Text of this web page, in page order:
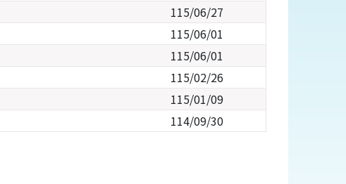
115/06/27
115/06/01
115/06/01
115/02/26
115/01/09
114/09/30